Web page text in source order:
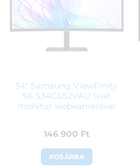
ÁFA:
Azonosító:
36197
34″ Samsung ViewFinity
S6 S34C652VAU ívelt
monitor webkamerával
146 900 Ft
KOSÁRBA